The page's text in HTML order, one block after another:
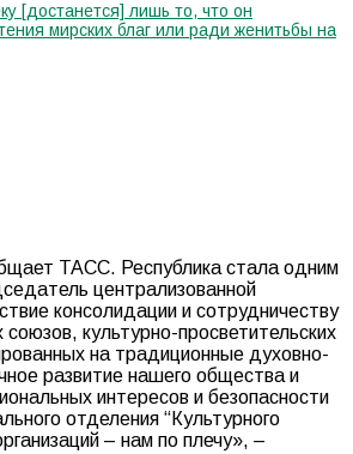
[достанется] лишь то, что он
мирских благ или ради женитьбы на
ТАСС. Республика стала одним
централизованной
консолидации и сотрудничеству
культурно-просветительских
на традиционные духовно-
развитие нашего общества и
интересов и безопасности
отделения “Культурного
– нам по плечу», –